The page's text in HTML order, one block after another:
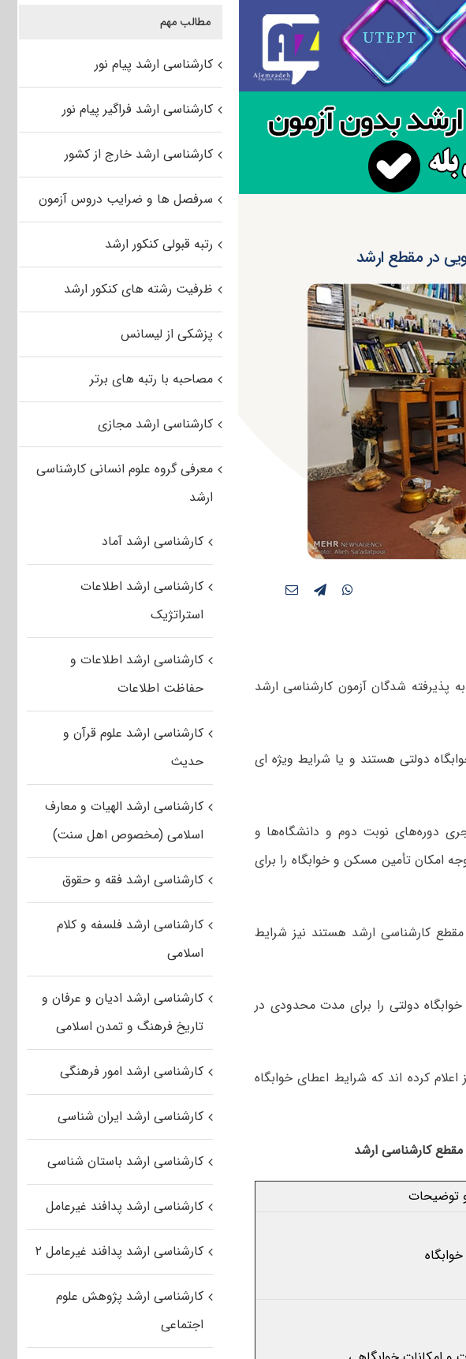
در مقطع ارشد
پذیرفته شدگان آزمون کارشناسی ارشد
دولتی هستند و یا شرایط ویژه ای
دوره‌های نوبت دوم و دانشگاه‌ها و
امکان تأمین مسکن و خوابگاه را برای
کارشناسی ارشد هستند نیز شرایط
خوابگاه دولتی را برای مدت محدودی در
کرده اند که شرایط اعطای خوابگاه
مقطع کارشناسی ارشد
توضیحات
مطالب مهم
کارشناسی ارشد پیام نور
کارشناسی ارشد فراگیر پیام نور
کارشناسی ارشد خارج از کشور
سرفصل ها و ضرایب دروس آزمون
رتبه قبولی کنکور ارشد
ظرفیت رشته های کنکور ارشد
پزشکی از لیسانس
مصاحبه با رتبه های برتر
کارشناسی ارشد مجازی
معرفی گروه علوم انسانی کارشناسی
ارشد
کارشناسی ارشد آماد
کارشناسی ارشد اطلاعات
استراتژیک
کارشناسی ارشد اطلاعات و
حفاظت اطلاعات
کارشناسی ارشد علوم قرآن و
حدیث
کارشناسی ارشد الهیات و معارف
اسلامی (مخصوص اهل سنت)
کارشناسی ارشد فقه و حقوق
کارشناسی ارشد فلسفه و کلام
اسلامی
کارشناسی ارشد ادیان و عرفان و
تاریخ فرهنگ و تمدن اسلامی
کارشناسی ارشد امور فرهنگی
کارشناسی ارشد ایران شناسی
کارشناسی ارشد باستان شناسی
کارشناسی ارشد پدافند غیرعامل
کارشناسی ارشد پدافند غیرعامل ۲
کارشناسی ارشد پژوهش علوم
اجتماعی